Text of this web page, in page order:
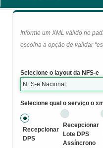
Informe um XML válido no
escolha a opção de validar
Selecione o layout da NFS-e
NFS-e Nacional
Selecione qual o serviço o
Recepcionar
DPS
Recepcionar
Lote DPS
Assíncrono